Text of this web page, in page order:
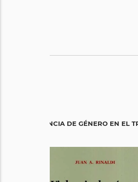
VIOLENCIA DE GÉNERO EN EL